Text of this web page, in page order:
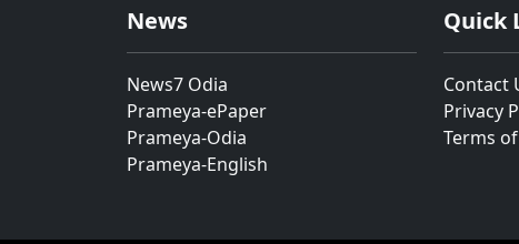
News
News7 Odia
Prameya-ePaper
Prameya-Odia
Prameya-English
Quick
Contact
Privacy
Terms